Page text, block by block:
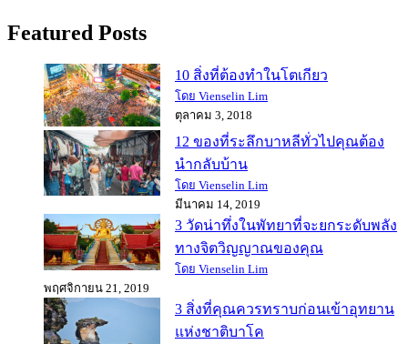
Featured Posts
10 สิ่งที่ต้องทำในโตเกียว
โดย Vienselin Lim
ตุลาคม 3, 2018
12 ของที่ระลึกบาหลีทั่วไปคุณต้อง
นำกลับบ้าน
โดย Vienselin Lim
มีนาคม 14, 2019
3 วัดน่าทึ่งในพัทยาที่จะยกระดับพลัง
ทางจิตวิญญาณของคุณ
โดย Vienselin Lim
พฤศจิกายน 21, 2019
3 สิ่งที่คุณควรทราบก่อนเข้าอุทยาน
แห่งชาติบาโค